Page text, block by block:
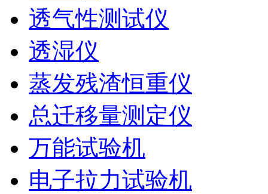
透气性测试仪
透湿仪
蒸发残渣恒重仪
总迁移量测定仪
万能试验机
电子拉力试验机